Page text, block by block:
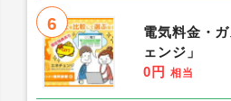
6
電気料金・
ェンジ」
0円 相当